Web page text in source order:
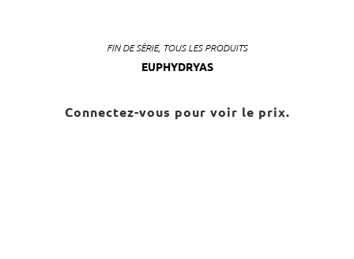
FIN DE SÉRIE, TOUS LES PRODUITS
EUPHYDRYAS
Connectez-vous pour voir le prix.